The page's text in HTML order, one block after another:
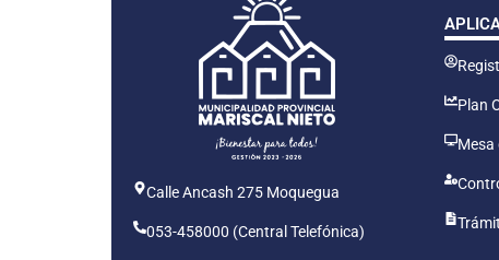
Calle Ancash 275 Moquegua
053-458000 (Central Telefónica)
Plan
Mesa